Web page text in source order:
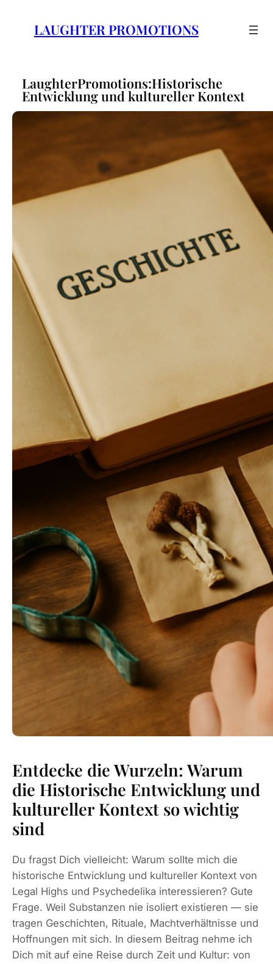
springen
LAUGHTER PROMOTIONS
LaughterPromotions:Historische
Entwicklung und kultureller Kontext
Entdecke die Wurzeln: Warum
die Historische Entwicklung und
kultureller Kontext so wichtig
sind
Du fragst Dich vielleicht: Warum sollte mich die
historische Entwicklung und kultureller Kontext von
Legal Highs und Psychedelika interessieren? Gute
Frage. Weil Substanzen nie isoliert existieren — sie
tragen Geschichten, Rituale, Machtverhältnisse und
Hoffnungen mit sich. In diesem Beitrag nehme ich
Dich mit auf eine Reise durch Zeit und Kultur: von